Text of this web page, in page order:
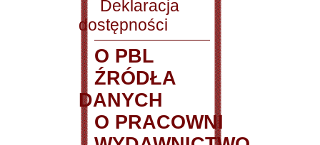
Deklaracja
dostępności
O PBL
ŹRÓDŁA
DANYCH
O PRACOWNI